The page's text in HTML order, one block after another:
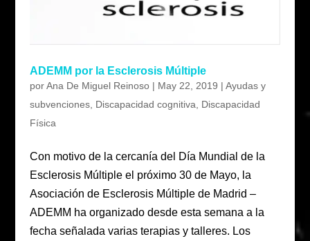
ADEMM por la Esclerosis Múltiple
porAna De Miguel Reinoso| May 22, 2019 | Ayudas y
subvenciones, Discapacidad cognitiva
Discapacidad
Física
Con motivo de la cercanía del Día Mundial de la
Esclerosis Múltiple el próximo 30 de Mayo, la
Asociación de Esclerosis Múltiple de Madrid –
ADEMM ha organizado desde esta semana a la
fecha señalada varias terapias y talleres. Los